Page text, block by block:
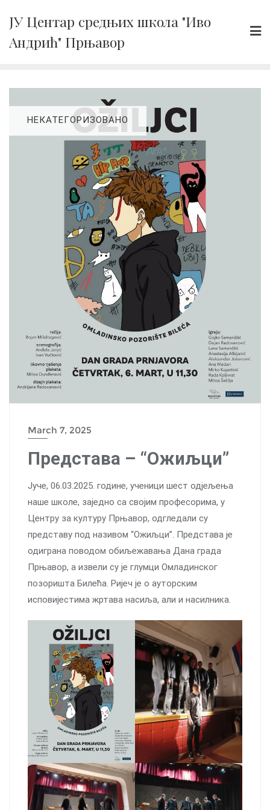
content
ЈУ Центар средњих школа "Иво
Андрић" Прњавор
НЕКАТЕГОРИЗОВАНО
March 7, 2025
Представа – “Ожиљци”
Јуче, 06.03.2025. године, ученици шест одјељења
наше школе, заједно са својим професорима, у
Центру за културу Прњавор, одгледали су
представу под називом “Ожиљци”. Представа је
одиграна поводом обиљежавања Дана града
Прњавор, а извели су је глумци Омладинског
позоришта Билећа. Ријеч је о ауторским
исповијестима жртава насиља, али и насилника.